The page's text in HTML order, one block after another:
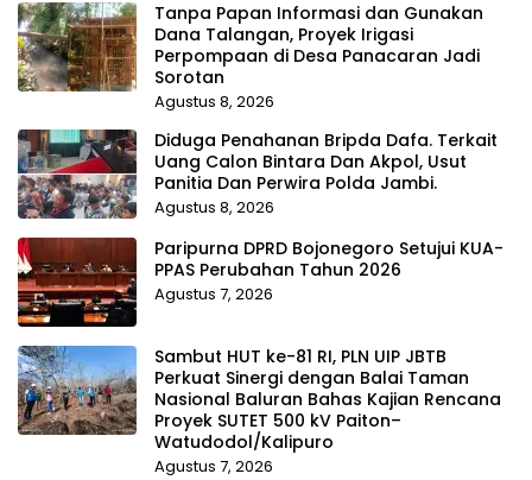
Tanpa Papan Informasi dan Gunakan
Dana Talangan, Proyek Irigasi
Perpompaan di Desa Panacaran Jadi
Sorotan
Agustus 8, 2026
Diduga Penahanan Bripda Dafa. Terkait
Uang Calon Bintara Dan Akpol, Usut
Panitia Dan Perwira Polda Jambi.
Agustus 8, 2026
Paripurna DPRD Bojonegoro Setujui KUA-
PPAS Perubahan Tahun 2026
Agustus 7, 2026
Sambut HUT ke-81 RI, PLN UIP JBTB
Perkuat Sinergi dengan Balai Taman
Nasional Baluran Bahas Kajian Rencana
Proyek SUTET 500 kV Paiton–
Watudodol/Kalipuro
Agustus 7, 2026